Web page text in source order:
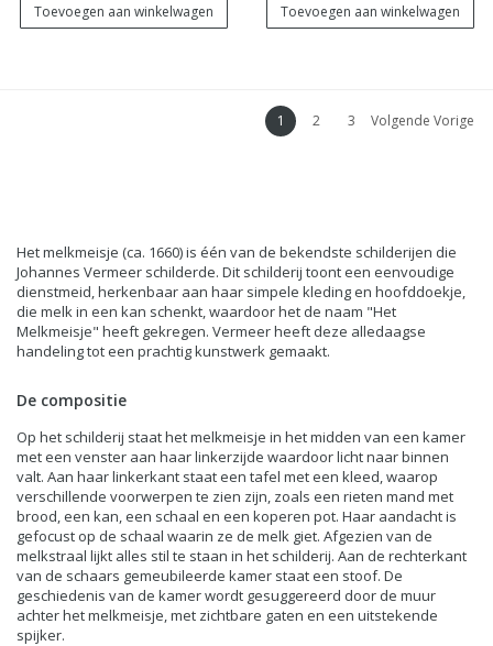
Toevoegen aan winkelwagen Toevoegen aan winkelwagen
1 2 3 Volgende Vorige
Het melkmeisje (ca. 1660) is één van de bekendste schilderijen die
Johannes Vermeer schilderde. Dit schilderij toont een eenvoudige
dienstmeid, herkenbaar aan haar simpele kleding en hoofddoekje,
die melk in een kan schenkt, waardoor het de naam "Het
Melkmeisje" heeft gekregen. Vermeer heeft deze alledaagse
handeling tot een prachtig kunstwerk gemaakt.
De compositie
Op het schilderij staat het melkmeisje in het midden van een kamer
met een venster aan haar linkerzijde waardoor licht naar binnen
valt. Aan haar linkerkant staat een tafel met een kleed, waarop
verschillende voorwerpen te zien zijn, zoals een rieten mand met
brood, een kan, een schaal en een koperen pot. Haar aandacht is
gefocust op de schaal waarin ze de melk giet. Afgezien van de
melkstraal lijkt alles stil te staan in het schilderij. Aan de rechterkant
van de schaars gemeubileerde kamer staat een stoof. De
geschiedenis van de kamer wordt gesuggereerd door de muur
achter het melkmeisje, met zichtbare gaten en een uitstekende
spijker.